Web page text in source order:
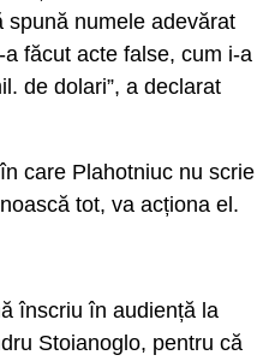
numele adevărat
făcut acte false, cum i-a
de dolari”, a declarat
care Plahotniuc nu scrie
tot, va acționa el.
înscriu în audiență la
Stoianoglo, pentru că